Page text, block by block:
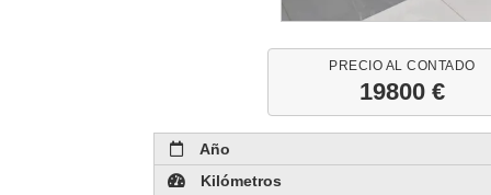
PRECIO AL CONTADO
19800 €
Año
Kilómetros